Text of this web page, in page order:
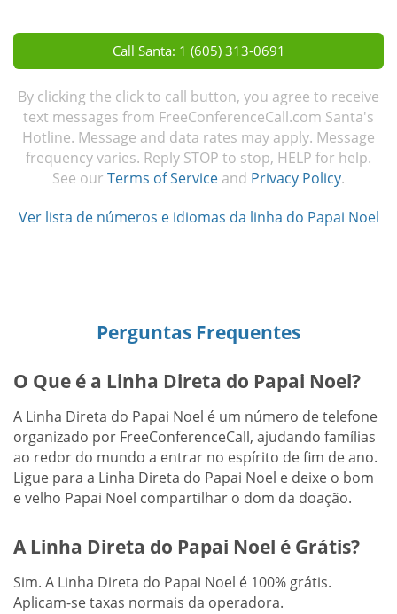
Call Santa: 1 (605) 313-0691
By clicking the click to call button, you agree to receive
text messages from FreeConferenceCall.com Santa's
Hotline. Message and data rates may apply. Message
frequency varies. Reply STOP to stop, HELP for help.
See our Terms of Service and Privacy Policy.
Ver lista de números e idiomas da linha do Papai Noel
Perguntas Frequentes
O Que é a Linha Direta do Papai Noel?
A Linha Direta do Papai Noel é um número de telefone
organizado por FreeConferenceCall, ajudando famílias
ao redor do mundo a entrar no espírito de fim de ano.
Ligue para a Linha Direta do Papai Noel e deixe o bom
e velho Papai Noel compartilhar o dom da doação.
A Linha Direta do Papai Noel é Grátis?
Sim. A Linha Direta do Papai Noel é 100% grátis.
Aplicam-se taxas normais da operadora.